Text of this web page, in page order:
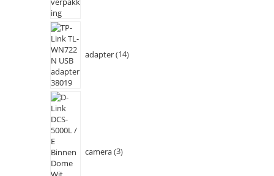
adapter 14
camera 3